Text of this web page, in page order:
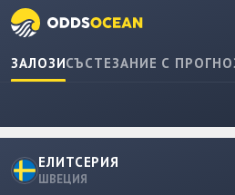
ЗАЛОЗИСЪСТЕЗАНИЕ С
ЕЛИТСЕРИЯ
ШВЕЦИЯ